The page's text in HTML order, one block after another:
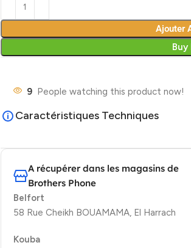
Ajouter
Buy
9 People watching this product now!
Caractéristiques Techniques
A récupérer dans les magasins de
Brothers Phone
Belfort
58 Rue Cheikh BOUAMAMA, El Harrach
Kouba